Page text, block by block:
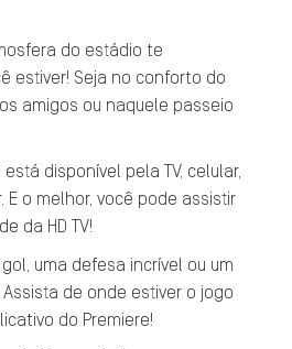
do estádio te
estiver! Seja no conforto do
amigos ou naquele passeio
disponível pela TV, celular,
o melhor, você pode assistir
da HD TV!
uma defesa incrível ou um
de onde estiver o jogo
do Premiere!